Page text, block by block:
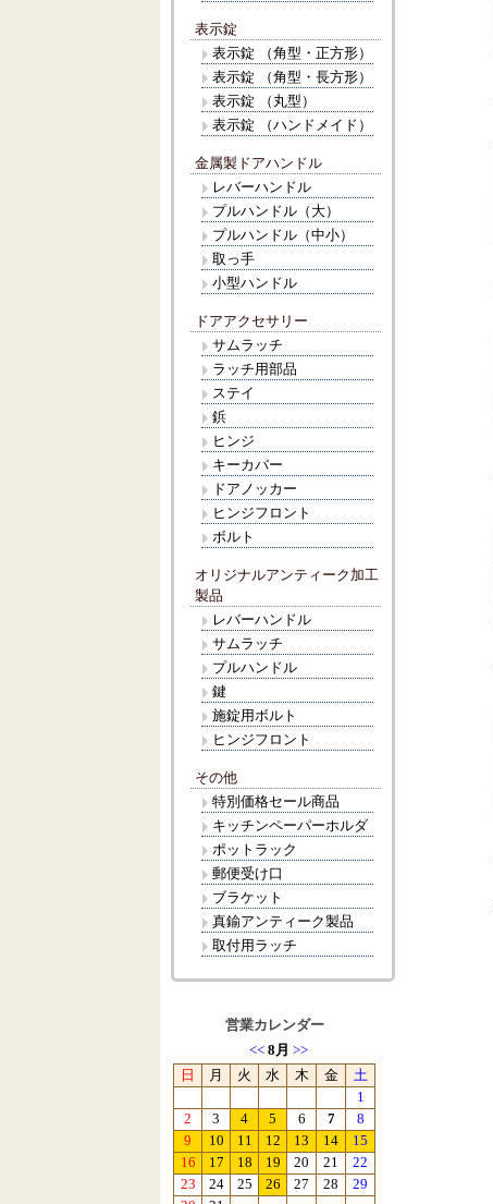
表示錠
表示錠 （角型・正方形）
表示錠 （角型・長方形）
表示錠 （丸型）
表示錠 （ハンドメイド）
金属製ドアハンドル
レバーハンドル
プルハンドル（大）
プルハンドル（中小）
取っ手
小型ハンドル
ドアアクセサリー
サムラッチ
ラッチ用部品
ステイ
鋲
ヒンジ
キーカバー
ドアノッカー
ヒンジフロント
ボルト
オリジナルアンティーク加工
製品
レバーハンドル
サムラッチ
プルハンドル
鍵
施錠用ボルト
ヒンジフロント
その他
特別価格セール商品
キッチンペーパーホルダ
ポットラック
郵便受け口
ブラケット
真鍮アンティーク製品
取付用ラッチ
営業カレンダー